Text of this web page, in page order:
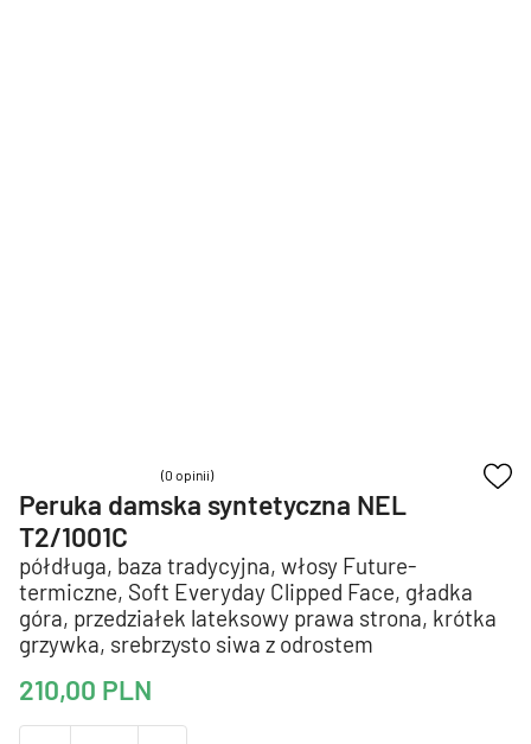
(0 opinii)
Peruka damska syntetyczna NEL
T2/1001C
półdługa, baza tradycyjna, włosy Future-
termiczne, Soft Everyday Clipped Face, gładka
góra, przedziałek lateksowy prawa strona, krótka
grzywka, srebrzysto siwa z odrostem
210,00 PLN